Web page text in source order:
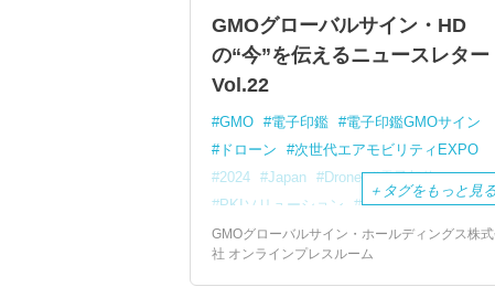
GMOグローバルサイン・HD
の“今”を伝えるニュースレター
Vol.22
GMO 電子印鑑
電子印鑑GMOサイン
ドローン
次世代エアモビリティEXPO
2024
Japan Drone
電子契約
PKIソリューション
TX-Ramp
Atlas
インボイス
請求データ DX
SDGs
空飛ぶクルマ
VR
＋ タグをもっと見る
GMOグローバルサイン・ホールディングス株
社 オンラインプレスルーム